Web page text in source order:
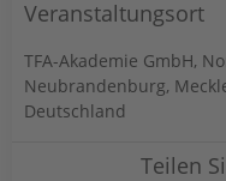
Veranstaltungsort
TFA-Akademie GmbH,
Neubrandenburg,
Deutschland
Teilen